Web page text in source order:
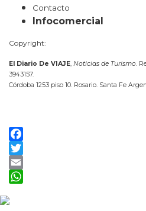
Contacto
Infocomercial
Copyright:
El Diario De VIAJE, Noticias de Turismo.
3943157.
Córdoba 1253 piso 10. Rosario. Santa Fe
Facebook
Twitter
Email